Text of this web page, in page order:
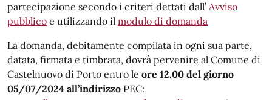
partecipazione secondo i criteri dettati dall’ Avviso
pubblico e utilizzando il modulo di domanda
La domanda, debitamente compilata in ogni sua parte,
datata, firmata e timbrata, dovrà pervenire al Comune di
Castelnuovo di Porto entro le ore 12.00 del giorno
05/07/2024 all’indirizzo PEC: